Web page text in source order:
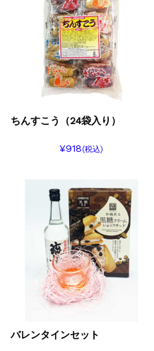
ちんすこう（24袋入り）
¥918(税込)
バレンタインセット